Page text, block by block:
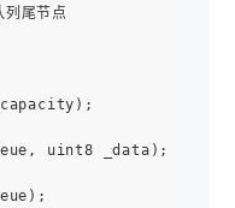
尾节点
uint8 _data);